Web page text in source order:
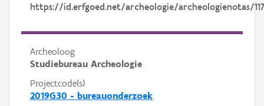
https://id.erfgoed.net/archeologie/archeologienotas/
Archeoloog
Studiebureau Archeologie
Projectcode(s)
2019G30 - bureauonderzoek